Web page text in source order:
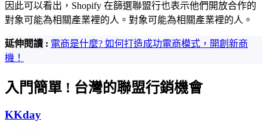
因此可以看出，Shopify 在篩選聯盟行也表示他們開放合作的
對象可能為相關產業裡的人。對象可能為相關產業裡的人。
延伸閱讀 : 電商是什麼? 如何打造成功電商模式，開創新商
機！
入門簡單 ! 台灣的聯盟行銷機會
KKday